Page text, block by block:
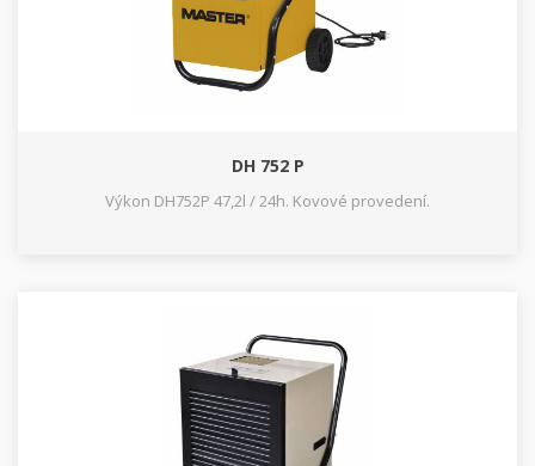
DH 752 P
Výkon DH752P 47,2l / 24h. Kovové provedení.